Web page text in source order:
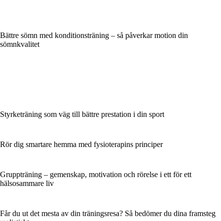
Bättre sömn med konditionsträning – så påverkar motion din
sömnkvalitet
Styrketräning som väg till bättre prestation i din sport
Rör dig smartare hemma med fysioterapins principer
Gruppträning – gemenskap, motivation och rörelse i ett för ett
hälsosammare liv
Får du ut det mesta av din träningsresa? Så bedömer du dina framsteg